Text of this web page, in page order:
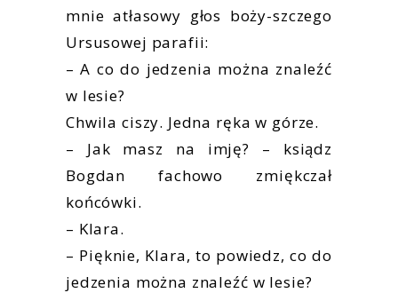
mnie atłasowy głos boży-szczego
Ursusowej parafii:
– A co do jedzenia można znaleźć
w lesie?
Chwila ciszy. Jedna ręka w górze.
– Jak masz na imję? – ksiądz
Bogdan fachowo zmiękczał
końcówki.
– Klara.
– Pięknie, Klara, to powiedz, co do
jedzenia można znaleźć w lesie?